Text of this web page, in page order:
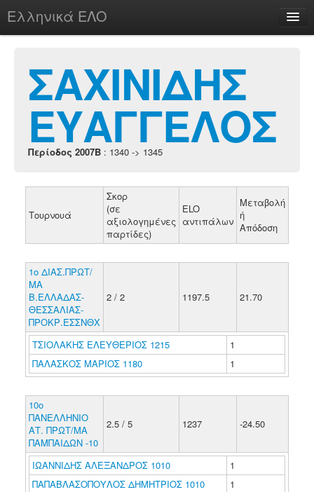
Ελληνικά ΕΛΟ
chesstu.be @ discord
Login
ΣΑΧΙΝΙΔΗΣ
ΕΥΑΓΓΕΛΟΣ
Περίοδος 2007B : 1340 -> 1345
Τουρνουά
Σκορ
(σε
αξιολογημένες
παρτίδες)
ELO
αντιπάλων
Μεταβολή
ή
Απόδοση
1ο ΔΙΑΣ.ΠΡΩΤ/
ΜΑ
Β.ΕΛΛΑΔΑΣ-
ΘΕΣΣΑΛΙΑΣ-
ΠΡΟΚΡ.ΕΣΣΝΘΧ
2 / 2 1197.5 21.70
ΤΣΙΟΛΑΚΗΣ ΕΛΕΥΘΕΡΙΟΣ 1215
1
ΠΑΛΑΣΚΟΣ ΜΑΡΙΟΣ 1180
1
10ο
ΠΑΝΕΛΛΗΝΙΟ
ΑΤ. ΠΡΩΤ/ΜΑ
ΠΑΜΠΑΙΔΩΝ -10
2.5 / 5 1237 -24.50
ΙΩΑΝΝΙΔΗΣ ΑΛΕΞΑΝΔΡΟΣ 1010
1
ΠΑΠΑΒΛΑΣΟΠΟΥΛΟΣ ΔΗΜΗΤΡΙΟΣ 1010
1